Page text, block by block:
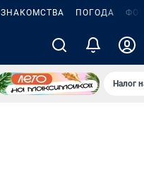
ЗНАКОМСТВА ПОГОДА
Налог